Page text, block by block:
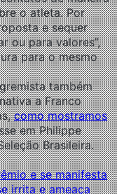
o atleta. Por
e sequer
ou para valores”,
para o mesmo
também
a Franco
como mostramos
em Philippe
Brasileira.
e se manifesta
irrita e ameaça